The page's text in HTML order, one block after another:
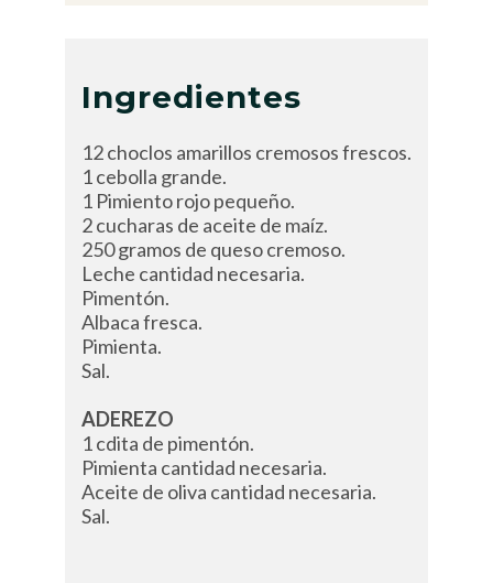
Ingredientes
12 choclos amarillos cremosos frescos.
1 cebolla grande.
1 Pimiento rojo pequeño.
2 cucharas de aceite de maíz.
250 gramos de queso cremoso.
Leche cantidad necesaria.
Pimentón.
Albaca fresca.
Pimienta.
Sal.
ADEREZO
1 cdita de pimentón.
Pimienta cantidad necesaria.
Aceite de oliva cantidad necesaria.
Sal.